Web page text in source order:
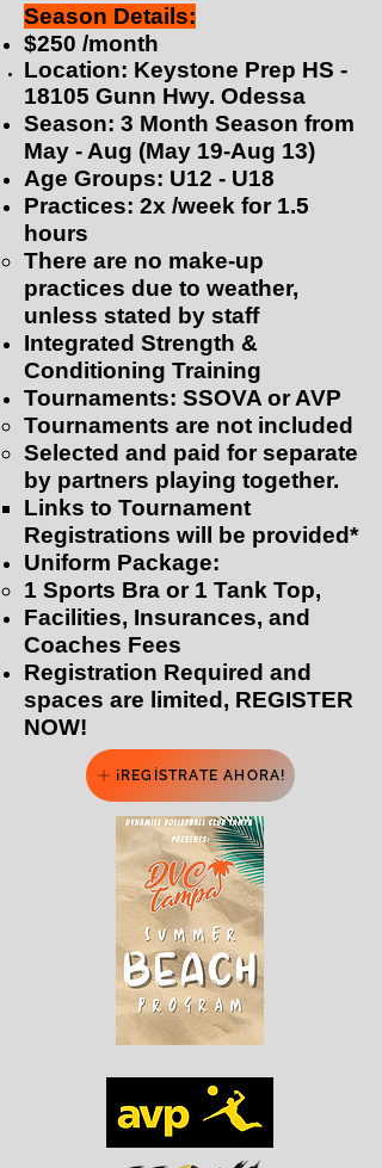
Season Details:
$250 /month
Location: Keystone Prep HS -
18105 Gunn Hwy. Odessa
Season: 3 Month Season from
May - Aug (May 19-Aug 13)
Age Groups: U12 - U18
Practices: 2x /week for 1.5
hours
There are no make-up
practices ​due to weather,
unless stated by staff
Integrated Strength &
Conditioning Training
Tournaments: SSOVA or AVP
Tournaments are not included
Selected and paid for separate
by partners playing together.​
Links to Tournament
Registrations will be provided*​
Uniform Package:
1 Sports Bra or 1 Tank Top,
Facilities, Insurances, and
Coaches Fees
Registration Required and
spaces are limited, REGISTER
NOW!
¡REGÍSTRATE AHORA!